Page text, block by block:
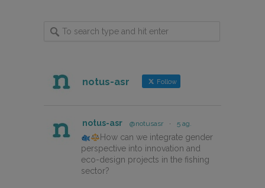
notus-asr Follow
notus-asr @notusasr · 5 ag.
How can we integrate gender
perspective into innovation and
eco-design projects in the fishing
sector?